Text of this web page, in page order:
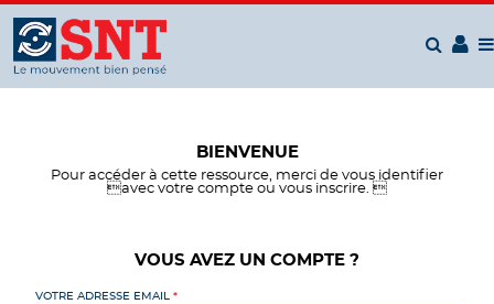
BIENVENUE
Pour accéder à cette ressource, merci de vous identifier
avec votre compte ou vous inscrire. 
VOUS AVEZ UN COMPTE ?
VOTRE ADRESSE EMAIL
Panneau de gestion des cookies